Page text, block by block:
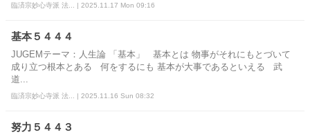
臨済宗妙心寺派 法... | 2025.11.17 Mon 09:16
基本５４４４
JUGEMテーマ：人生論 「基本」 基本とは 物事がそれにもとづいて
成り立つ根本とある 何をするにも 基本が大事であるといえる 武
道...
臨済宗妙心寺派 法... | 2025.11.16 Sun 08:32
努力５４４３